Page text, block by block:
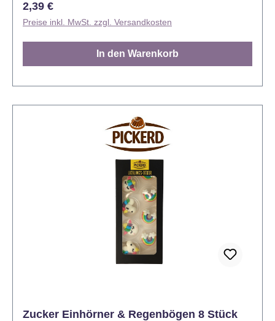
Regulärer Preis:
2,39 €
Preise inkl. MwSt. zzgl. Versandkosten
In den Warenkorb
Zucker Einhörner & Regenbögen 8 Stück